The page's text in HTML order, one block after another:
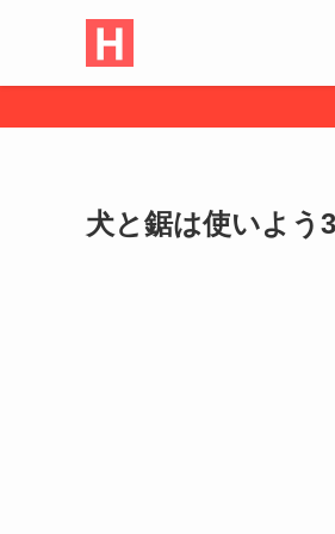
犬と鋸は使いよう